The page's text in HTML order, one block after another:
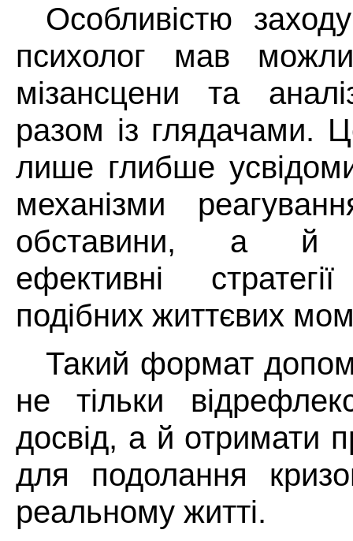
Особливістю
психолог мав
мізансцени та
разом із глядачами.
лише глибше
механізми
обставини, а й
ефективні
подібних життєвих
Такий формат
не тільки
досвід, а й отримати
для подолання
реальному житті.